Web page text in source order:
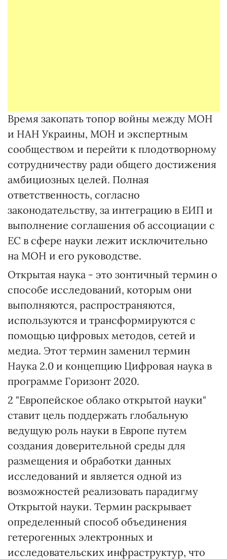
Время закопать топор войны между МОН
и НАН Украины, МОН и экспертным
сообществом и перейти к плодотворному
сотрудничеству ради общего достижения
амбициозных целей. Полная
ответственность, согласно
законодательству, за интеграцию в ЕИП и
выполнение соглашения об ассоциации с
ЕС в сфере науки лежит исключительно
на МОН и его руководстве.
Открытая наука - это зонтичный термин о
способе исследований, которым они
выполняются, распространяются,
используются и трансформируются с
помощью цифровых методов, сетей и
медиа. Этот термин заменил термин
Наука 2.0 и концепцию Цифровая наука в
программе Горизонт 2020.
2 "Европейское облако открытой науки"
ставит цель поддержать глобальную
ведущую роль науки в Европе путем
создания доверительной среды для
размещения и обработки данных
исследований и является одной из
возможностей реализовать парадигму
Открытой науки. Термин раскрывает
определенный способ объединения
гетерогенных электронных и
исследовательских инфраструктур, что